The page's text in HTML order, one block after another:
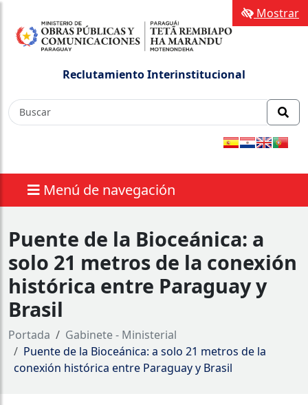
Reclutamiento Interinstitucional
Menú de navegación
Mostrar
Puente de la Bioceánica: a
solo 21 metros de la conexión
histórica entre Paraguay y
Brasil
Portada
Gabinete - Ministerial
Puente de la Bioceánica: a solo 21 metros de la
conexión histórica entre Paraguay y Brasil